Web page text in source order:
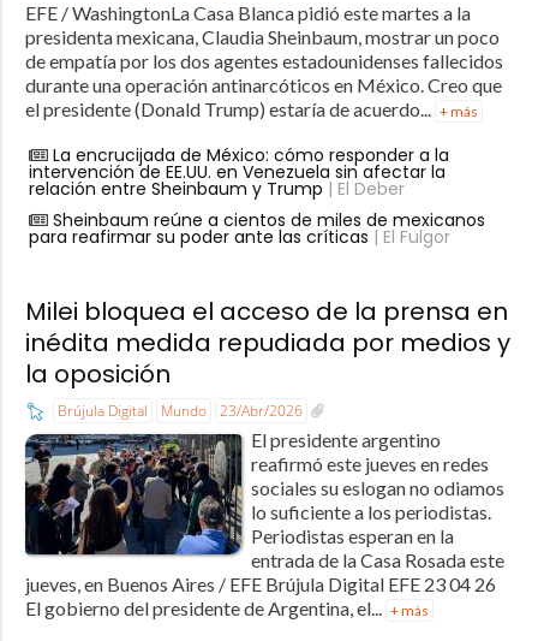
EFE / WashingtonLa Casa Blanca pidió este martes a la
presidenta mexicana, Claudia Sheinbaum, mostrar un poco
de empatía por los dos agentes estadounidenses fallecidos
durante una operación antinarcóticos en México. Creo que
el presidente (Donald Trump) estaría de acuerdo... + más
La encrucijada de México: cómo responder a la
intervención de EE.UU. en Venezuela sin afectar la
relación entre Sheinbaum y Trump | El Deber
Sheinbaum reúne a cientos de miles de mexicanos
para reafirmar su poder ante las críticas | El Fulgor
Milei bloquea el acceso de la prensa en
inédita medida repudiada por medios y
la oposición
Brújula Digital Mundo 23/Abr/2026
El presidente argentino
reafirmó este jueves en redes
sociales su eslogan no odiamos
lo suficiente a los periodistas.
Periodistas esperan en la
entrada de la Casa Rosada este
jueves, en Buenos Aires / EFE Brújula Digital EFE 23 04 26
El gobierno del presidente de Argentina, el... + más